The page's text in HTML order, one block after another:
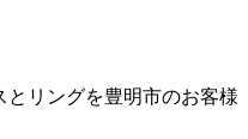
とリングを豊明市のお客様